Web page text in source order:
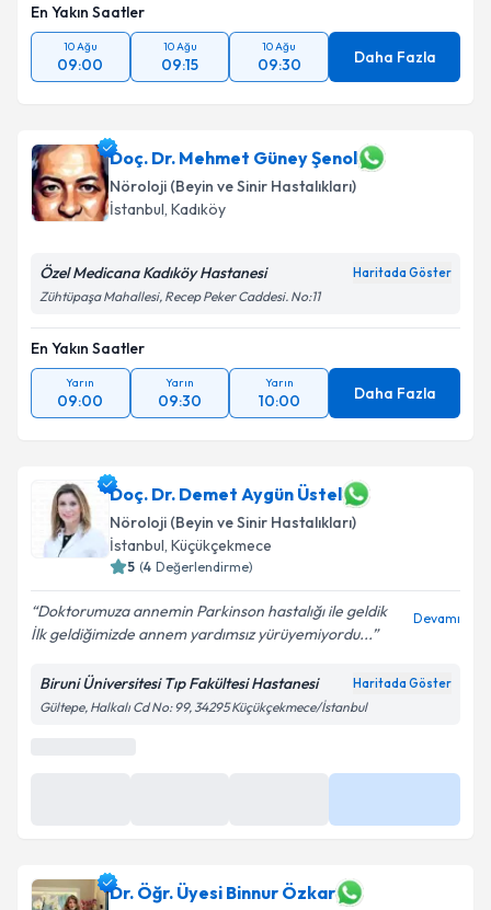
En Yakın Saatler
10 Ağu
09:00
10 Ağu
09:15
10 Ağu
09:30 Daha Fazla
Doç. Dr. Mehmet Güney Şenol
Nöroloji (Beyin ve Sinir Hastalıkları)
İstanbul, Kadıköy
Özel Medicana Kadıköy Hastanesi Haritada Göster
Zühtüpaşa Mahallesi, Recep Peker Caddesi. No:11
En Yakın Saatler
Yarın
09:00
Yarın
09:30
Yarın
10:00 Daha Fazla
Doç. Dr. Demet Aygün Üstel
Nöroloji (Beyin ve Sinir Hastalıkları)
İstanbul, Küçükçekmece
5 (4 Değerlendirme)
Doktorumuza annemin Parkinson hastalığı ile geldik
İlk geldiğimizde annem yardımsız yürüyemiyordu...
Devamı
Biruni Üniversitesi Tıp Fakültesi Hastanesi Haritada Göster
Gültepe, Halkalı Cd No: 99, 34295 Küçükçekmece/İstanbul
Dr. Öğr. Üyesi Binnur Özkar